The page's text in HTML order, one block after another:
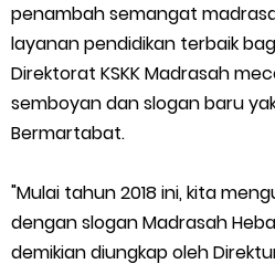
TKA Susulan jenjang
Cara Mengajukan Tunjangan
Ajuan Tunjangan Insentif Guru
Madrasah
Cara Login EMIS GTK Baru
penambah semangat
layanan pendidikan terbaik
Direktorat KSKK Madrasah
semboyan dan slogan baru
Bermartabat.
"Mulai tahun 2018 ini, kita
dengan slogan Madrasah
demikian diungkap oleh